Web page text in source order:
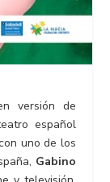
versión de
español
uno de los
Gabino